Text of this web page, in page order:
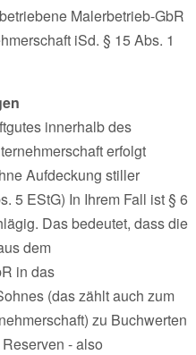
Malerbetrieb-GbR
iSd. § 15 Abs. 1
innerhalb des
erfolgt
Aufdeckung stiller
5 EStG) In Ihrem Fall ist § 6
Das bedeutet, dass die
dem
in das
(das zählt auch zum
zu Buchwerten
- also